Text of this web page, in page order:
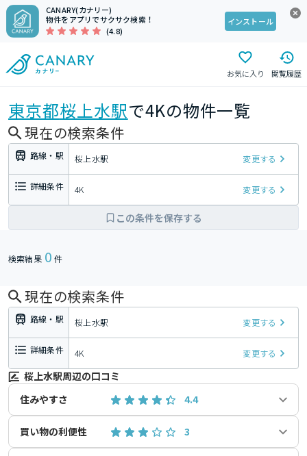
CANARY(カナリー)
物件をアプリでサクサク検索！
(4.8)
インストール
お気に入り 閲覧履歴
東京都桜上水駅で4Kの物件一覧
現在の検索条件
路線・駅 桜上水駅 変更する
詳細条件 4K 変更する
この条件を保存する
検索結果 0 件
現在の検索条件
路線・駅 桜上水駅 変更する
詳細条件 4K 変更する
桜上水駅周辺の口コミ
住みやすさ
4.4
買い物の利便性 3